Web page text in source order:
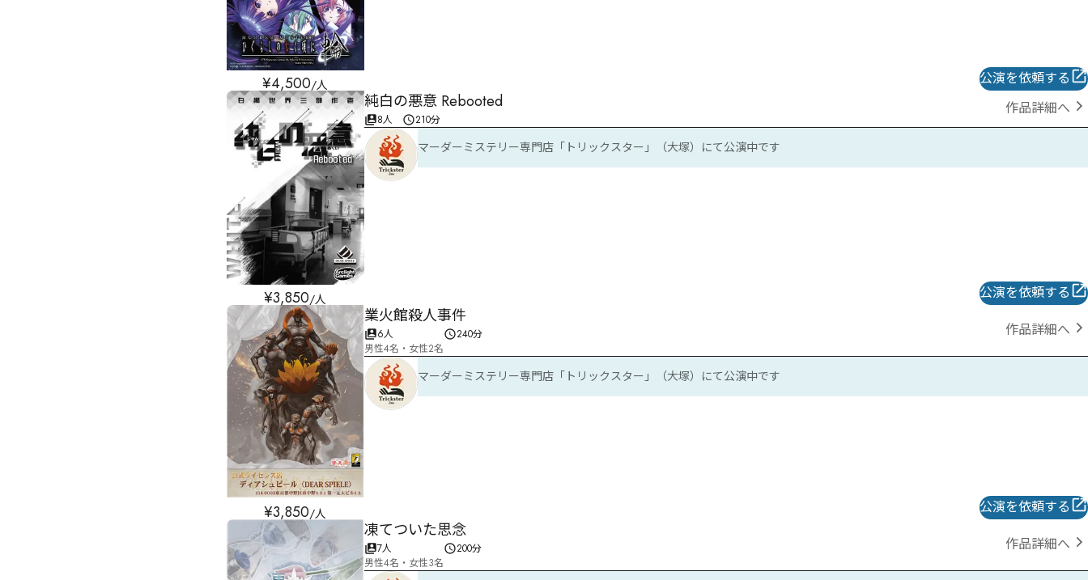
¥4,500/人 公演を依頼する
¥3,850/人
純白の悪意 Rebooted
8人 210分
作品詳細へ
マーダーミステリー専門店「トリックスター」（大塚）にて公演中です
公演を依頼する
¥3,850/人
業火館殺人事件
6人
男性4名・女性2名
240分 作品詳細へ
マーダーミステリー専門店「トリックスター」（大塚）にて公演中です
公演を依頼する
凍てついた思念
7人
男性4名・女性3名
200分 作品詳細へ